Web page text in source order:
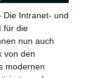
Die Intranet- und
für die
nun auch
von den
modernen